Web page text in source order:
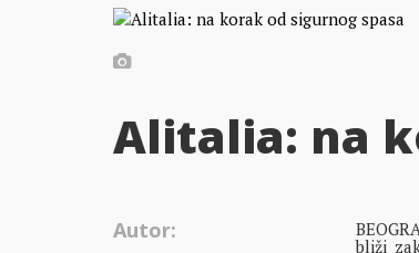
Alitalia: na
bliži
Autor: